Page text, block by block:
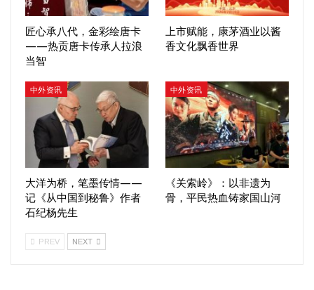
匠心承八代，金彩绘唐卡
——热贡唐卡传承人拉浪
当智
上市赋能，康茅酒业以酱
香文化飘香世界
中外资讯
大洋为桥，笔墨传情——
记《从中国到秘鲁》作者
石纪杨先生
中外资讯
《关索岭》：以非遗为
骨，平民热血铸家国山河
PREV NEXT